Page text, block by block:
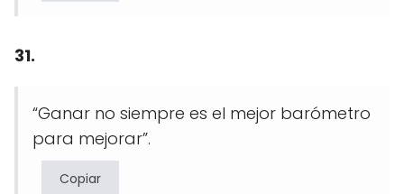
31.
“Ganar no siempre es el mejor barómetro
para mejorar”.
Copiar